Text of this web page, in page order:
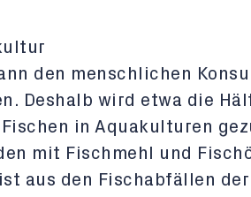
den menschlichen
Deshalb wird etwa die
in Aquakulturen
mit Fischmehl und
aus den Fischabfällen